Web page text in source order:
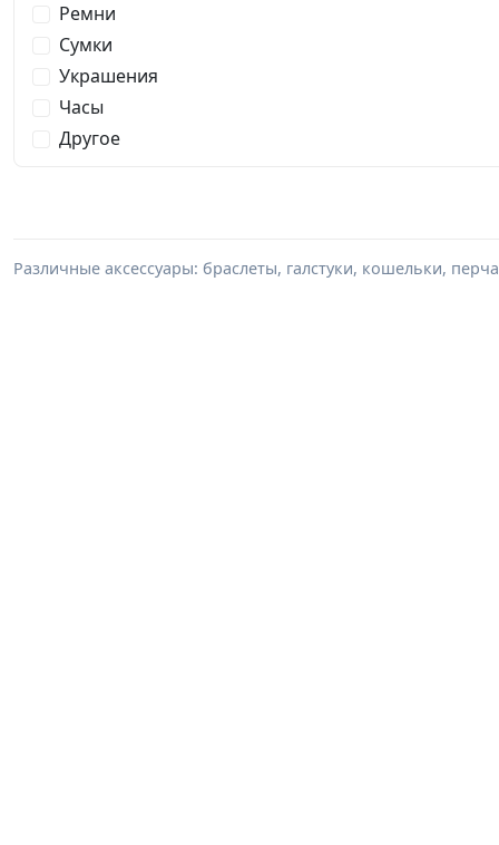
Ремни
Сумки
Украшения
Часы
Другое
Различные аксессуары: браслеты, галстуки, кошельки,